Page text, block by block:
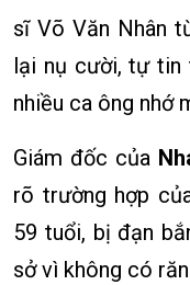
sĩ Võ Văn Nhân
lại nụ cười, tự tin
nhiều ca ông nhớ
Giám đốc của
rõ trường hợp
59 tuổi, bị đạn
sở vì không có